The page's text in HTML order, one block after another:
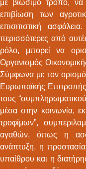
με βιώσιμο τρόπο, να
επιβίωση των
επισιτιστική
περισσότερες από
ρόλο, μπορεί να
Οργανισμός
Σύμφωνα με τον ορισμό
Ευρωπαϊκής
τους
μέσα στην κοινωνία,
τροφίμων”,
αγαθών, όπως η
ανάπτυξη, η προστασία
υπαίθρου και η